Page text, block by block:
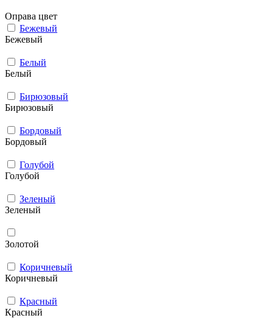
Оправа цвет
Бежевый
Бежевый
Белый
Белый
Бирюзовый
Бирюзовый
Бордовый
Бордовый
Голубой
Голубой
Зеленый
Зеленый
Золотой
Коричневый
Коричневый
Красный
Красный